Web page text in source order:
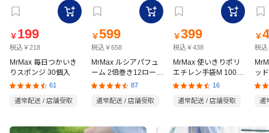
￥ 199
税込￥218
MrMax 毎日つかいき
りスポンジ 30個入
61
通常配送 / 店舗受取
￥599
税込￥658
MrMax ルシアパフュ
ーム 2倍巻き12ロール
ダブル
87
通常配送 / 店舗受取
￥399
税込￥438
MrMax 使いきりポリ
エチレン手袋M 100枚
入
16
通常配送 / 店舗受取
￥
税込
ッ
の
通